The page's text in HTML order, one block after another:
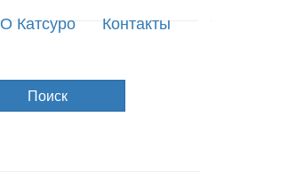
О Катсуро
Контакты
Поиск